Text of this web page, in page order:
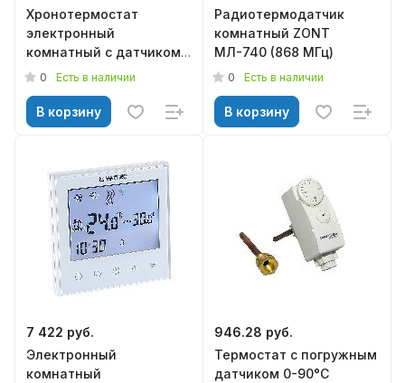
Хронотермостат
электронный
комнатный с датчиком
температуры пола
0 Есть в наличии
В корзину
Радиотермодатчик
комнатный ZONT
МЛ-740 (868 МГц)
0 Есть в наличии
В корзину
7 422 руб.
Электронный
комнатный
946.28 руб.
Термостат c погружным
датчиком 0-90°C